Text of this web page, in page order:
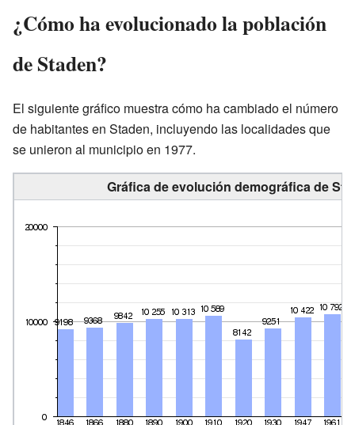
¿Cómo ha evolucionado la población
de Staden?
El siguiente gráfico muestra cómo ha cambiado el número
de habitantes en Staden, incluyendo las localidades que
se unieron al municipio en 1977.
Gráfica de evolución demográfica de